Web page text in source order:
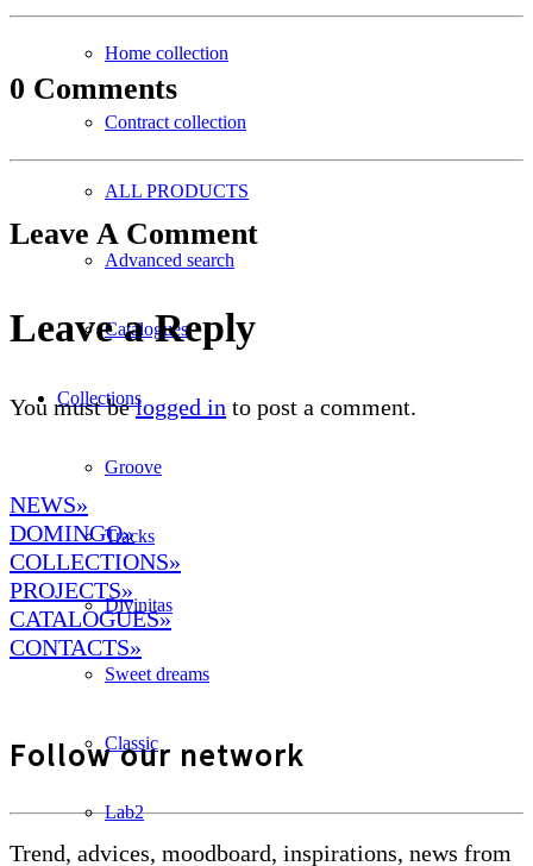
Home collection
Contract collection
ALL PRODUCTS
Advanced search
Catalogues
Collections
Groove
Tracks
Divinitas
Sweet dreams
Classic
Lab2
0 Comments
Leave A Comment
Leave a Reply
You must belogged in to post a comment.
NEWS»
DOMINGO»
COLLECTIONS»
PROJECTS»
CATALOGUES»
CONTACTS»
Follow our network
Trend, advices, moodboard, inspirations, news from